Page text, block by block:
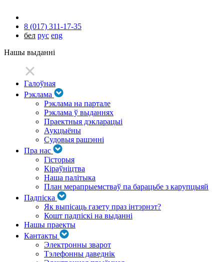
8 (017) 311-17-35
бел рус eng
Нашы выданні
Галоўная
Рэклама
Рэклама на партале
Рэклама ў выданнях
Праектныя дэкларацыі
Аукцыёны
Судовыя рашэнні
Пра нас
Гісторыя
Кіраўніцтва
Наша палітыка
План мерапрыемстваў па барацьбе з карупцыяй
Падпіска
Як выпісаць газету праз інтэрнэт?
Кошт падпіскі на выданні
Нашы праекты
Кантакты
Электронны зварот
Тэлефонны даведнік